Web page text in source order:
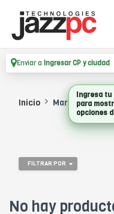
Enviar a Ingresar CP y ciudad
Inicio Marca
FILTRAR POR
No hay
Ingresa tu
para
opciones